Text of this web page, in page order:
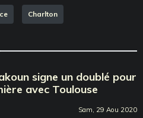
Charlton
signe un doublé pour
avec Toulouse
Sam, 29 Aou 2020